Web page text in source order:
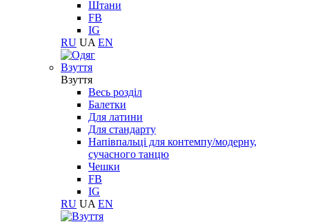
Штани
FB
IG
RU UA EN
Взуття
Взуття
Весь розділ
Балетки
Для латини
Для стандарту
Напівпальці для контемпу/модерну,
сучасного танцю
Чешки
FB
IG
RU UA EN